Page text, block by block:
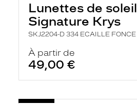
Lunettes de soleil
Signature Krys
SKJ2204-D 334 ECAILLE FONCE
À partir de
49,00 €